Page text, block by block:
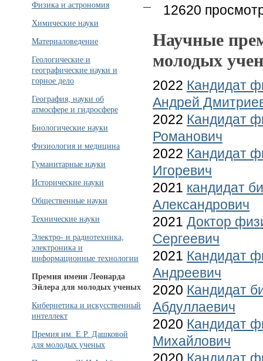
12620
Научные
молодых
2022 Кандидат
Андрей
2022 Кандидат
Романович
2022 Кандидат
Игоревич
2021 кандидат
Александрович
2021 Доктор
Сергеевич
2021 Кандидат
Андреевич
2020 Кандидат
Абдуллаевич
2020 Кандидат
Михайлович
2020 Кандидат
Физика и астрономия
Химические науки
Материаловедение
Геологические и
географические науки и
горное дело
География, науки об
атмосфере и гидросфере
Биологические науки
Физиология и медицина
Гуманитарные науки
Исторические науки
Общественные науки
Технические науки
Электро- и радиотехника,
электроника и
информационные технологии
Премия имени Леонарда
Эйлера для молодых ученых
Кибернетика и искусственный
интеллект
Премия им. Е.Р. Дашковой
для молодых ученых